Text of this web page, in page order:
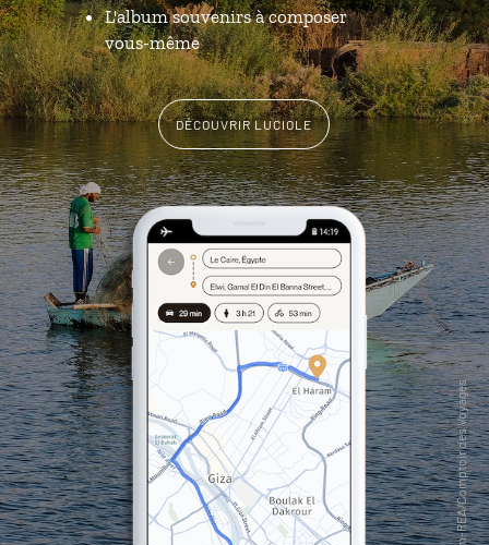
L'album souvenirs à composer
vous-même
DÉCOUVRIR LUCIOLE